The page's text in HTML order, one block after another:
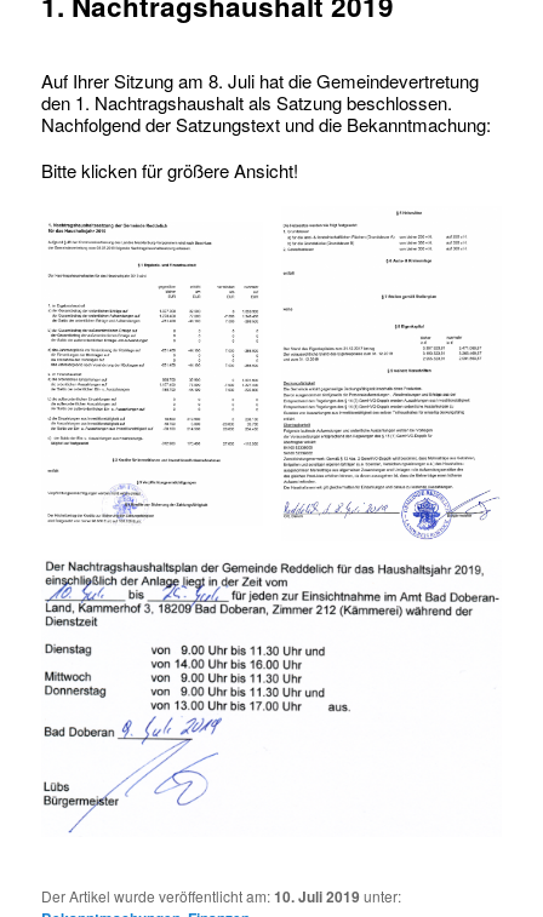
Auf Ihrer Sitzung am 8. Juli hat die Gemeindevertretung
den 1. Nachtragshaushalt als Satzung beschlossen.
Nachfolgend der Satzungstext und die Bekanntmachung:
Bitte klicken für größere Ansicht!
Der Artikel wurde veröffentlicht am:10. Juli 2019unter: